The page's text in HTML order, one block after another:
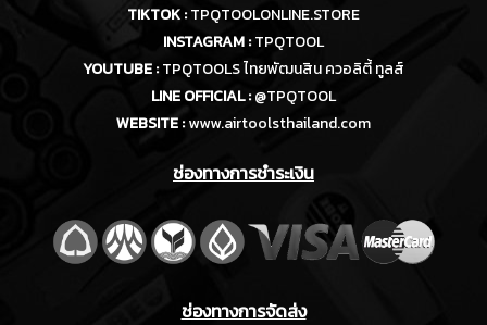
TIKTOK :TPQTOOLONLINE.STORE
INSTAGRAM :TPQTOOL
YOUTUBE :TPQTOOLS ไทยพัฒนสิน ควอลิตี้ ทูลส์
LINE OFFICIAL :@TPQTOOL
WEBSITE :www.airtoolsthailand.com
ช่องทางการชำระเงิน
ช่องทางการจัดส่ง